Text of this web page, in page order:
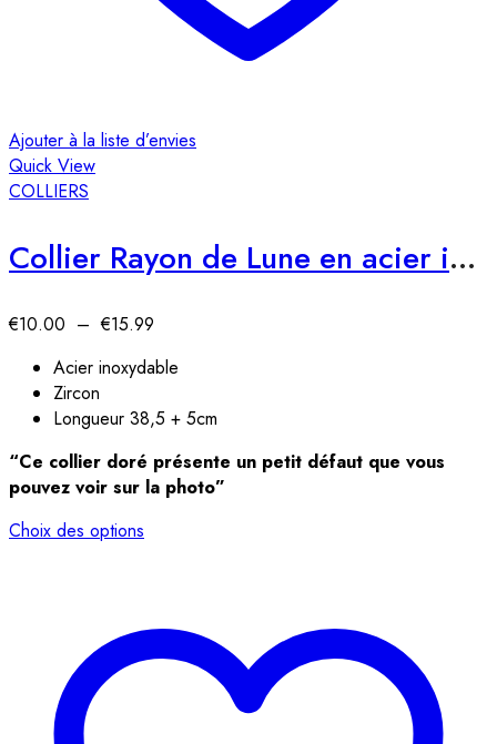
Ajouter à la liste d’envies
Quick View
COLLIERS
Collier Rayon de Lune en acier inoxydable
€10.00 – €15.99
Acier inoxydable
Zircon
Longueur 38,5 + 5cm
“Ce collier doré présente un petit défaut que vous
pouvez voir sur la photo”
Choix des options